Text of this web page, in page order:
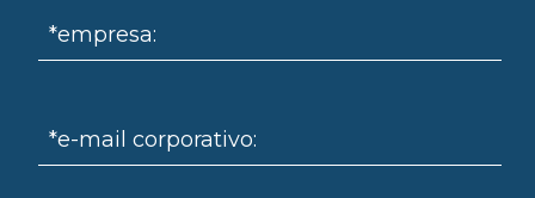
*empresa:
*e-mail corporativo: